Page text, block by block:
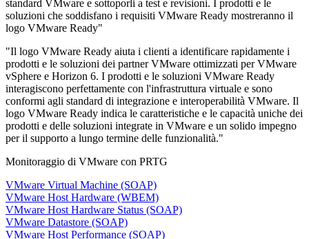
standard VMware e sottoporli a test e revisioni. I prodotti e le
soluzioni che soddisfano i requisiti VMware Ready mostreranno il
logo VMware Ready"
"Il logo VMware Ready aiuta i clienti a identificare rapidamente i
prodotti e le soluzioni dei partner VMware ottimizzati per VMware
vSphere e Horizon 6. I prodotti e le soluzioni VMware Ready
interagiscono perfettamente con l'infrastruttura virtuale e sono
conformi agli standard di integrazione e interoperabilità VMware. Il
logo VMware Ready indica le caratteristiche e le capacità uniche dei
prodotti e delle soluzioni integrate in VMware e un solido impegno
per il supporto a lungo termine delle funzionalità."
Monitoraggio di VMware con PRTG
VMware Virtual Machine (SOAP)
VMware Host Hardware (WBEM)
VMware Host Hardware Status (SOAP)
VMware Datastore (SOAP)
VMware Host Performance (SOAP)